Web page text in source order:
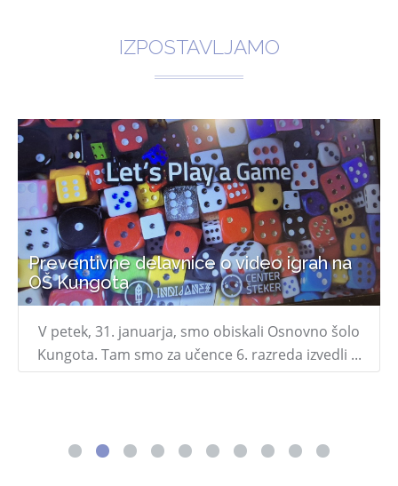
IZPOSTAVLJAMO
Preventivne delavnice za 1. letnike
SŠOM
V tednu med 20. in 24. januarjem smo izvajali
preventivne delavnice na Srednji šoli za oblikovanje
...